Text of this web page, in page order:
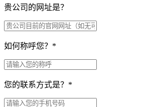
贵公司的网址是？
如何称呼您？ *
您的联系方式是？ *